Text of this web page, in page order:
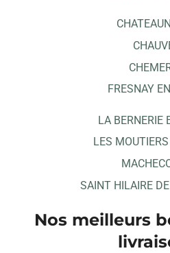
FRESNAY
LA BERNERIE
LES
SAINT HILAIRE
Nos meilleurs